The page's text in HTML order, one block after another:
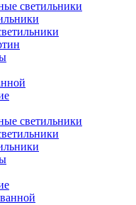
светильники
светильники